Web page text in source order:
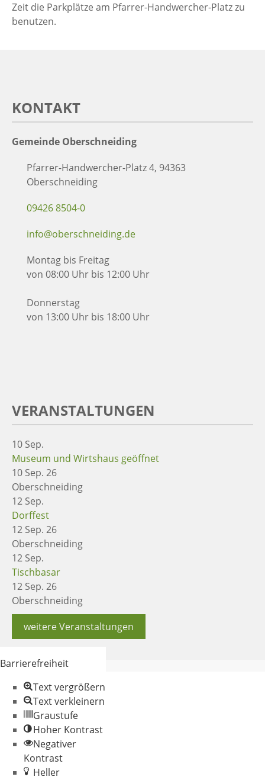
Zeit die Parkplätze am Pfarrer-Handwercher-Platz zu
benutzen.
KONTAKT
Gemeinde Oberschneiding
Pfarrer-Handwercher-Platz 4, 94363
Oberschneiding
09426 8504-0
info@oberschneiding.de
Montag bis Freitag
von 08:00 Uhr bis 12:00 Uhr
Donnerstag
von 13:00 Uhr bis 18:00 Uhr
VERANSTALTUNGEN
10 Sep.
Museum und Wirtshaus geöffnet
10 Sep. 26
Oberschneiding
12 Sep.
Dorffest
12 Sep. 26
Oberschneiding
12 Sep.
Tischbasar
12 Sep. 26
Oberschneiding
weitere Veranstaltungen
© 2026 Gemeinde
Oberschneiding
Barrierefreiheit
Text vergrößern
Text verkleinern
Graustufe
Hoher Kontrast
Negativer
Kontrast
Heller